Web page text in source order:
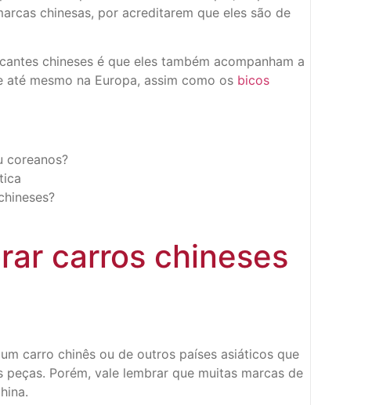
chinesas, por acreditarem que eles são de
chineses é que eles também acompanham a
mesmo na Europa, assim como os bicos
coreanos?
carros chineses
carro chinês ou de outros países asiáticos que
Porém, vale lembrar que muitas marcas de